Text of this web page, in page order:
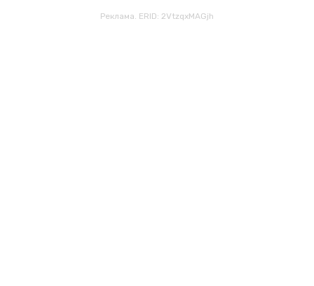
Реклама. ERID: 2VtzqxMAGjh